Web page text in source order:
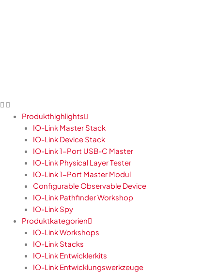
Produkthighlights
IO-Link Master Stack
IO-Link Device Stack
IO-Link 1-Port USB-C Master
IO-Link Physical Layer Tester
IO-Link 1-Port Master Modul
Configurable Observable Device
IO-Link Pathfinder Workshop
IO-Link Spy
Produktkategorien
IO-Link Workshops
IO-Link Stacks
IO-Link Entwicklerkits
IO-Link Entwicklungswerkzeuge